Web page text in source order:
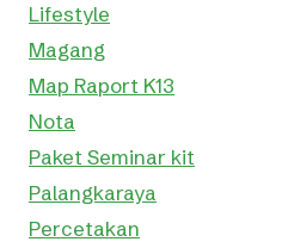
Lifestyle
Magang
Map Raport K13
Nota
Paket Seminar kit
Palangkaraya
Percetakan